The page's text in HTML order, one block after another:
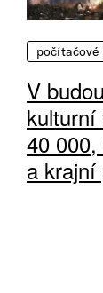
počítačové
V
kulturní
40
a krajní